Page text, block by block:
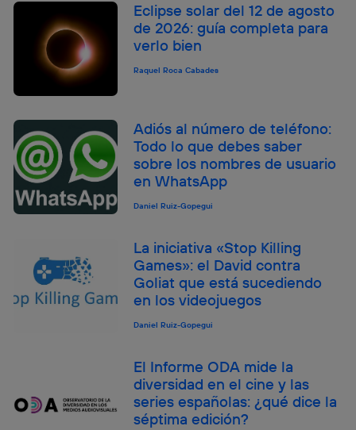
Eclipse solar del 12 de agosto
de 2026: guía completa para
verlo bien
Raquel Roca Cabades
Adiós al número de teléfono:
Todo lo que debes saber
sobre los nombres de usuario
en WhatsApp
Daniel Ruiz-Gopegui
La iniciativa «Stop Killing
Games»: el David contra
Goliat que está sucediendo
en los videojuegos
Daniel Ruiz-Gopegui
El Informe ODA mide la
diversidad en el cine y las
series españolas: ¿qué dice la
séptima edición?